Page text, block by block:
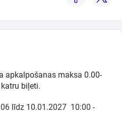
apkalpošanas maksa 0.00-
biļeti.
līdz 10.01.2027 10:00 -